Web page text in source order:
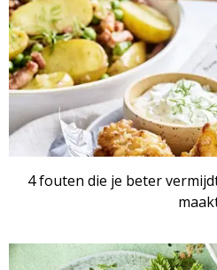
4 fouten die je beter